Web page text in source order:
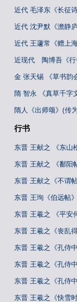
近代 毛泽东《长征诗
近代 沈尹默《澹静庐
近代 王蘧常《赠上
近现代 陶博吾《行
金 张天锡 《草书韵
隋 智永 《真草千字
隋人《出师颂》(传
行书
东晋 王献之 《东山
东晋 王献之 《鄱阳
东晋 王献之《不谓帖
东晋 王珣《伯远帖》
东晋 王羲之 《平安
东晋 王羲之《丧乱
东晋 王羲之《孔侍
东晋 王羲之《孔侍
东晋 王羲之《孔侍
东晋 王羲之《快雪